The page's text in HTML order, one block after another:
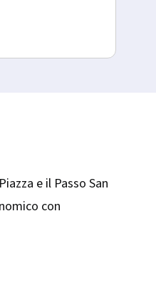
e il Passo San
con